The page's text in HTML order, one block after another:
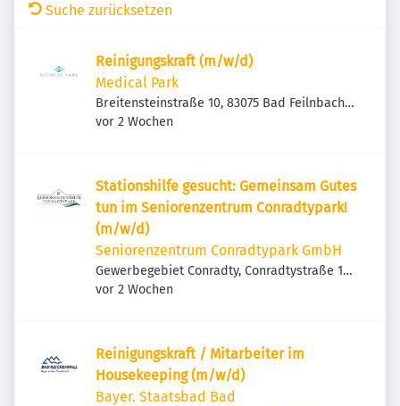
Suche zurücksetzen
Reinigungskraft (m/w/d)
Medical Park
Breitensteinstraße 10, 83075 Bad Feilnbach,
Deutschland
Veröffentlicht
vor 2 Wochen
Stationshilfe gesucht: Gemeinsam Gutes
tun im Seniorenzentrum Conradtypark!
(m/w/d)
Seniorenzentrum Conradtypark GmbH
Gewerbegebiet Conradty, Conradtystraße 16,
83059 Kolbermoor, Deutschland
Veröffentlicht
vor 2 Wochen
Reinigungskraft / Mitarbeiter im
Housekeeping (m/w/d)
Bayer. Staatsbad Bad